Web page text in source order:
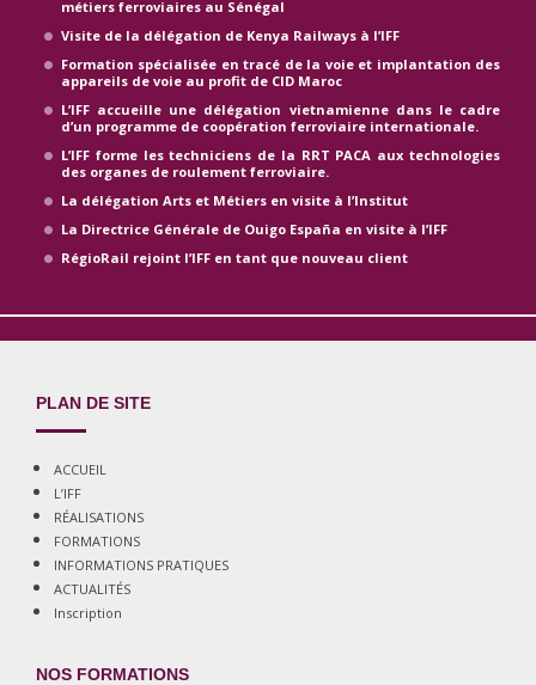
métiers ferroviaires au Sénégal
Visite de la délégation de Kenya Railways à l’IFF
Formation spécialisée en tracé de la voie et implantation des
appareils de voie au profit de CID Maroc
L’IFF accueille une délégation vietnamienne dans le cadre
d’un programme de coopération ferroviaire internationale.
L’IFF forme les techniciens de la RRT PACA aux technologies
des organes de roulement ferroviaire.
La délégation Arts et Métiers en visite à l’Institut
La Directrice Générale de Ouigo España en visite à l’IFF
RégioRail rejoint l’IFF en tant que nouveau client
PLAN DE SITE
ACCUEIL
L’IFF
RÉALISATIONS
FORMATIONS
INFORMATIONS PRATIQUES
ACTUALITÉS
Inscription
NOS FORMATIONS